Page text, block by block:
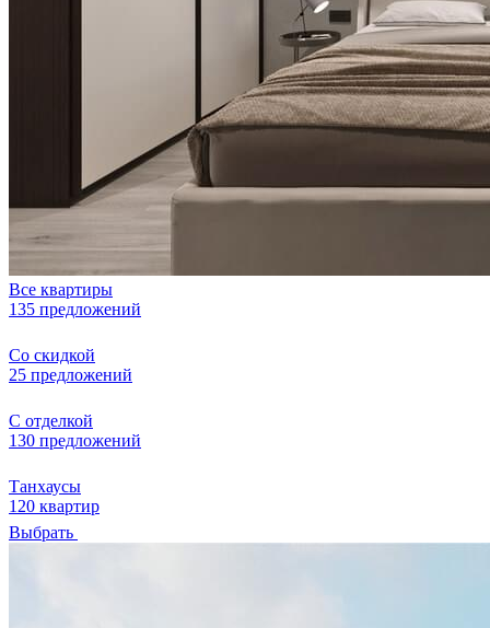
Все квартиры
135 предложений
Со скидкой
25 предложений
С отделкой
130 предложений
Танхаусы
120 квартир
Выбрать